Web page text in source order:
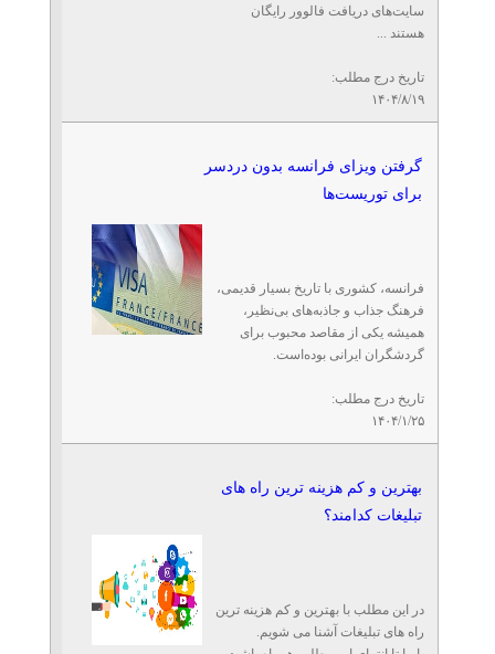
سایت‌های دریافت فالوور رایگان
هستند ...
تاریخ درج مطلب:
۱۴۰۴/۸/۱۹
گرفتن ویزای فرانسه بدون دردسر
برای توریست‌ها
فرانسه، کشوری با تاریخ بسیار قدیمی،
فرهنگ جذاب و جاذبه‌های بی‌نظیر،
همیشه یکی از مقاصد محبوب برای
گردشگران ایرانی بوده‌است.
تاریخ درج مطلب:
۱۴۰۴/۱/۲۵
بهترین و کم هزینه ترین راه های
تبلیغات کدامند؟
در این مطلب با بهترین و کم هزینه ترین
راه های تبلیغات آشنا می شویم.